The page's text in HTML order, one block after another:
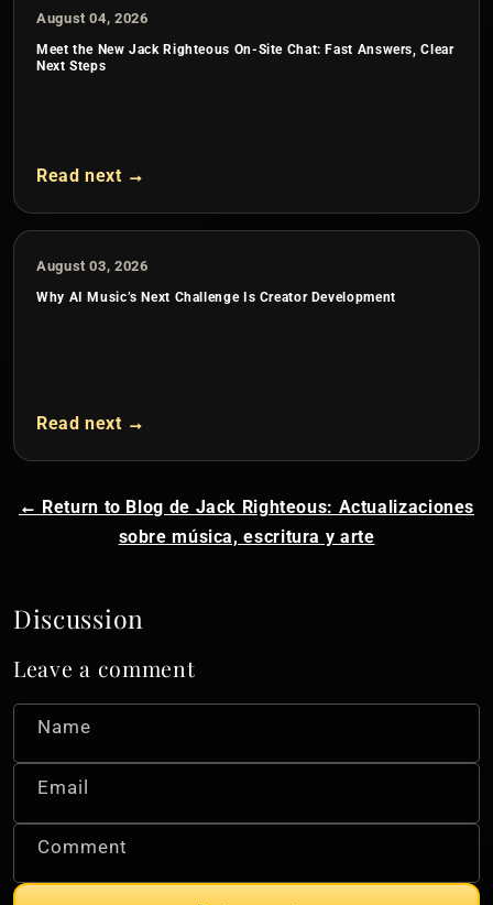
August 04, 2026
Meet the New Jack Righteous On-Site Chat: Fast Answers, Clear
Next Steps
Read next →
August 03, 2026
Why AI Music’s Next Challenge Is Creator Development
Read next →
← Return to Blog de Jack Righteous: Actualizaciones
sobre música, escritura y arte
Discussion
Leave a comment
Name
Email
Comment